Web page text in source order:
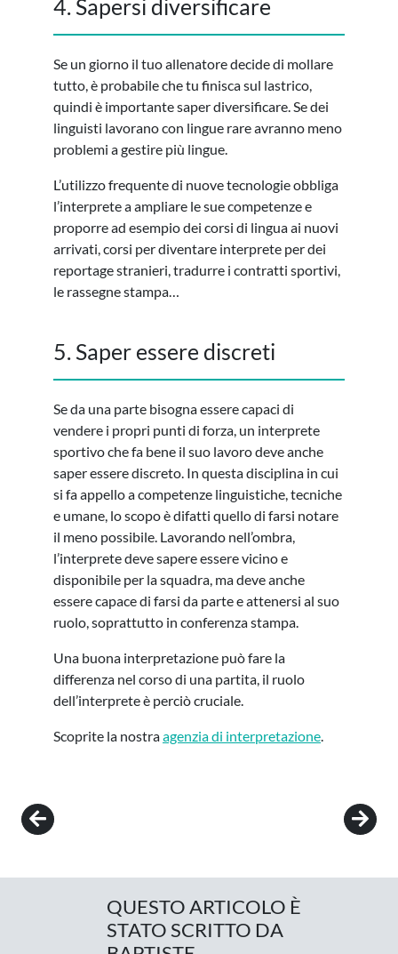
4. Sapersi diversificare
Se un giorno il tuo allenatore decide di mollare
tutto, è probabile che tu finisca sul lastrico,
quindi è importante saper diversificare. Se dei
linguisti lavorano con lingue rare avranno meno
problemi a gestire più lingue.
L’utilizzo frequente di nuove tecnologie obbliga
l’interprete a ampliare le sue competenze e
proporre ad esempio dei corsi di lingua ai nuovi
arrivati, corsi per diventare interprete per dei
reportage stranieri, tradurre i contratti sportivi,
le rassegne stampa…
5. Saper essere discreti
Se da una parte bisogna essere capaci di
vendere i propri punti di forza, un interprete
sportivo che fa bene il suo lavoro deve anche
saper essere discreto. In questa disciplina in cui
si fa appello a competenze linguistiche, tecniche
e umane, lo scopo è difatti quello di farsi notare
il meno possibile. Lavorando nell’ombra,
l’interprete deve sapere essere vicino e
disponibile per la squadra, ma deve anche
essere capace di farsi da parte e attenersi al suo
ruolo, soprattutto in conferenza stampa.
Una buona interpretazione può fare la
differenza nel corso di una partita, il ruolo
dell’interprete è perciò cruciale.
Scoprite la nostraagenzia di interpretazione.
Post navigation
QUESTO ARTICOLO È
STATO SCRITTO DA